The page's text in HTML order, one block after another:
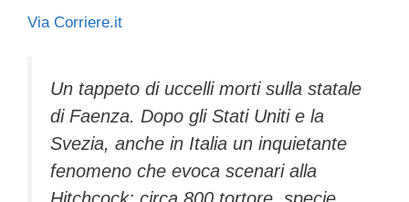
Via Corriere.it
Un tappeto di uccelli morti sulla statale
di Faenza. Dopo gli Stati Uniti e la
Svezia, anche in Italia un inquietante
fenomeno che evoca scenari alla